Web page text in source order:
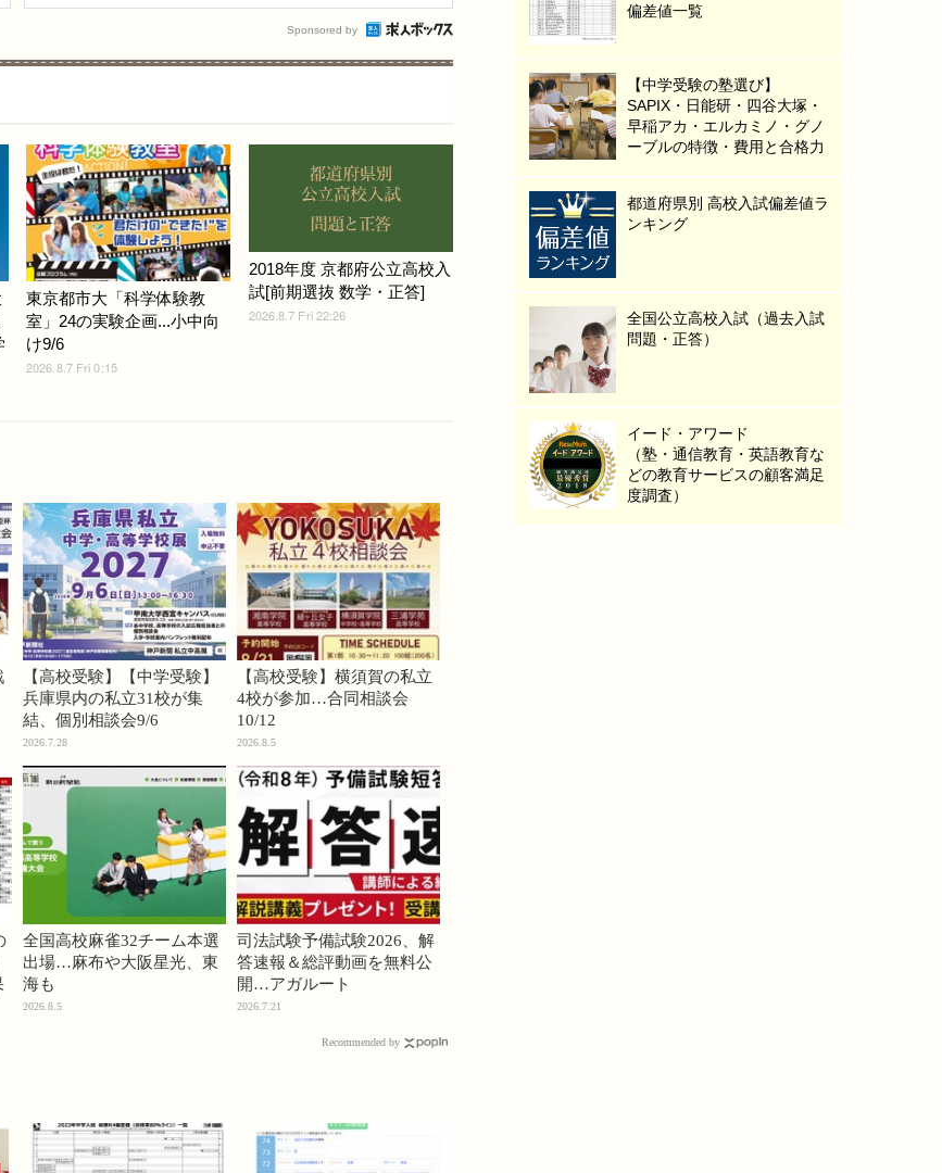
Sponsored by
東京都市大「科学体験教
室」24の実験企画...小中向
け9/6
2026.8.7 Fri 0:15
2018年度 京都府公立高校入
試[前期選抜 数学・正答]
2026.8.7 Fri 22:26
【高校受験】【中学受験】
兵庫県内の私立31校が集
結、個別相談会9/6
2026.7.28
【高校受験】横須賀の私立
4校が参加…合同相談会
10/12
2026.8.5
全国高校麻雀32チーム本選
出場…麻布や大阪星光、東
海も
2026.8.5
司法試験予備試験2026、解
答速報＆総評動画を無料公
開…アガルート
2026.7.21
Recommended by
偏差値一覧
【中学受験の塾選び】
SAPIX・日能研・四谷大塚・
早稲アカ・エルカミノ・グノ
ーブルの特徴・費用と合格力
都道府県別 高校入試偏差値ラ
ンキング
全国公立高校入試（過去入試
問題・正答）
イード・アワード
（塾・通信教育・英語教育な
どの教育サービスの顧客満足
度調査）